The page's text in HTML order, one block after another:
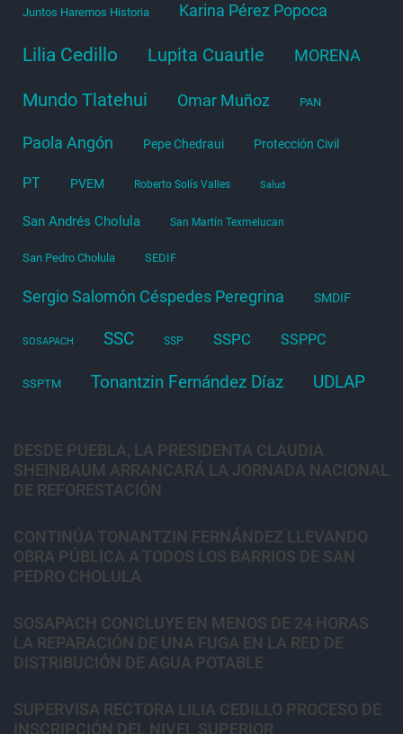
Juntos Haremos Historia Karina Pérez Popoca
Lilia Cedillo Lupita Cuautle MORENA
Mundo Tlatehui Omar Muñoz PAN
Paola Angón Pepe Chedraui Protección Civil
PT PVEM Roberto Solís Valles Salud
San Andrés Cholula San Martín Texmelucan
San Pedro Cholula SEDIF
Sergio Salomón Céspedes Peregrina SMDIF
SOSAPACH SSC SSP SSPC SSPPC
SSPTM Tonantzin Fernández Díaz UDLAP
DESDE PUEBLA, LA PRESIDENTA CLAUDIA
SHEINBAUM ARRANCARÁ LA JORNADA NACIONAL
DE REFORESTACIÓN
CONTINÚA TONANTZIN FERNÁNDEZ LLEVANDO
OBRA PÚBLICA A TODOS LOS BARRIOS DE SAN
PEDRO CHOLULA
SOSAPACH CONCLUYE EN MENOS DE 24 HORAS
LA REPARACIÓN DE UNA FUGA EN LA RED DE
DISTRIBUCIÓN DE AGUA POTABLE
SUPERVISA RECTORA LILIA CEDILLO PROCESO DE
INSCRIPCIÓN DEL NIVEL SUPERIOR